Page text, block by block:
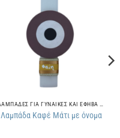
ΛΑΜΠΑΔΕΣ ΓΙΑ ΓΥΝΑΙΚΕΣ ΚΑΙ ΕΦΗΒΑ ΚΟΡΙΤΣΙΑ
Λαμπάδα Καφέ Μάτι με όνομα